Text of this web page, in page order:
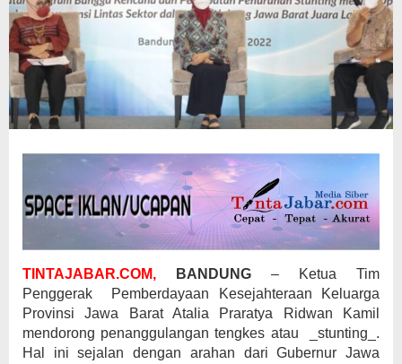
TINTAJABAR.COM, BANDUNG – Ketua Tim
Penggerak Pemberdayaan Kesejahteraan Keluarga
Provinsi Jawa Barat Atalia Praratya Ridwan Kamil
mendorong penanggulangan tengkes atau _stunting_.
Hal ini sejalan dengan arahan dari Gubernur Jawa